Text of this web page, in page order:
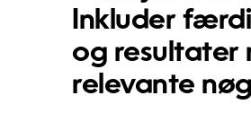
Inkluder
og resultater
relevante